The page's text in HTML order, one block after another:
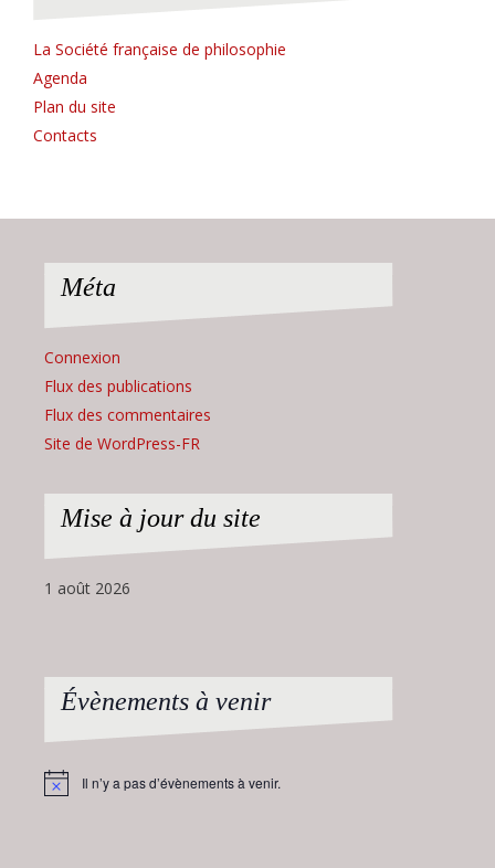
La Société française de philosophie
Agenda
Plan du site
Contacts
Méta
Connexion
Flux des publications
Flux des commentaires
Site de WordPress-FR
Mise à jour du site
1 août 2026
Évènements à venir
Notice Il n’y a pas d’évènements à venir.